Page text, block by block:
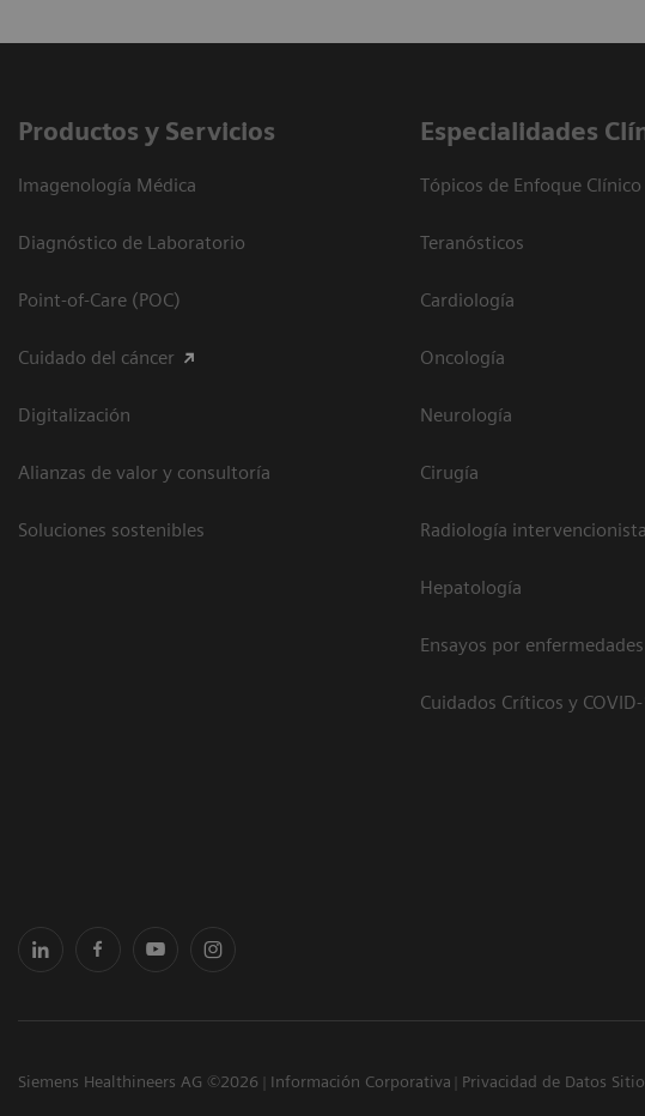
Productos y Servicios
Imagenología Médica
Diagnóstico de Laboratorio
Point-of-Care (POC)
Cuidado del cáncer
Digitalización
Alianzas de valor y consultoría
Soluciones sostenibles
Especialidades
Tópicos de Enfoque Clínico
Teranósticos
Cardiología
Oncología
Neurología
Cirugía
Radiología intervencionista
Hepatología
Ensayos por
Cuidados Críticos y
Siemens Healthineers AG ©2026 Información Corporativa Privacidad de Datos